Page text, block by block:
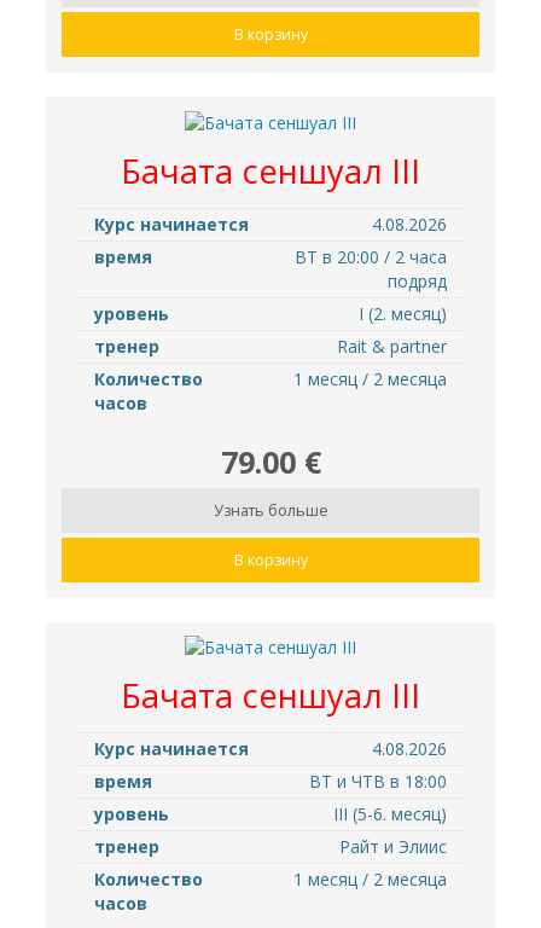
В корзину
Бачата сеншуал III
Курс начинается
4.08.2026
время
ВТ в 20:00 / 2 часа
подряд
уровень
I (2. месяц)
тренер
Rait & partner
Количество
часов
1 месяц / 2 месяца
79.00 €
Узнать больше
В корзину
Бачата сеншуал III
Курс начинается
4.08.2026
время
ВТ и ЧТВ в 18:00
уровень
III (5-6. месяц)
тренер
Райт и Элиис
Количество
часов
1 месяц / 2 месяца